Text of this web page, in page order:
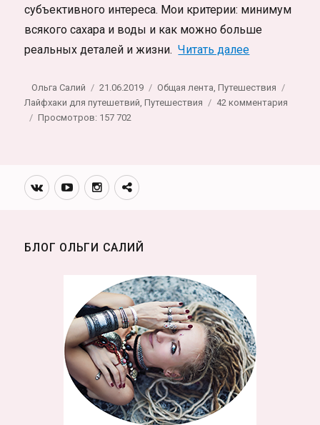
субъективного интереса. Мои критерии: минимум
всякого сахара и воды и как можно больше
реальных деталей и жизни.Читать далее
Автор
Ольга Салий Опубликовано
21.06.2019 Рубрики
Общая лента ,Путешествия
Лайфхаки для путешетвий ,Путешествия 42 комментария
Просмотров: 157 702
Вконтакте
YoutubeИнстаграмм
Телеграм
БЛОГ ОЛЬГИ САЛИЙ